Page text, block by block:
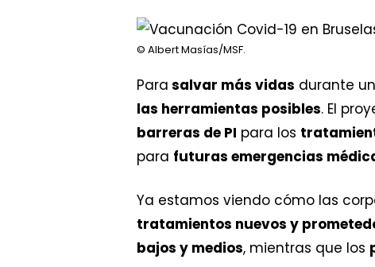
© Albert Masías/MSF.
Para salvar más vidas durante
las herramientas posibles. El
barreras de PI para los
para futuras emergencias
Ya estamos viendo cómo las
tratamientos nuevos y
bajos y medios, mientras que los